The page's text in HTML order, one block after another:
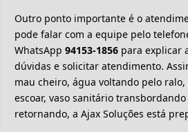
Outro ponto importante é o
pode falar com a equipe pelo
WhatsApp 94153-1856 para explicar
dúvidas e solicitar atendimento.
mau cheiro, água voltando pelo
escoar, vaso sanitário
retornando, a Ajax Soluções está